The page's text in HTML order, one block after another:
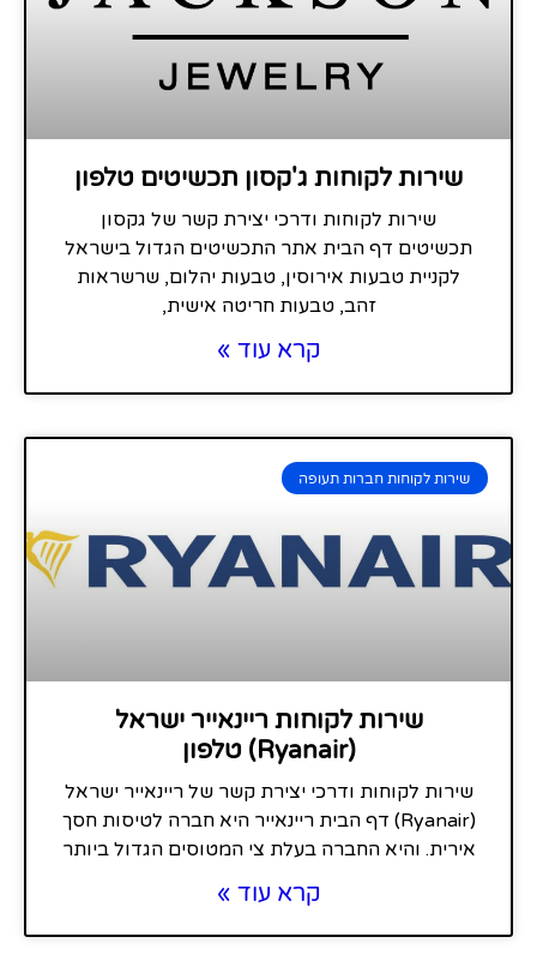
שירות לקוחות ג'קסון תכשיטים טלפון
שירות לקוחות ודרכי יצירת קשר של גקסון
תכשיטים דף הבית אתר התכשיטים הגדול בישראל
לקניית טבעות אירוסין, טבעות יהלום, שרשראות
זהב, טבעות חריטה אישית,
קרא עוד »
שירות לקוחות חברות תעופה
שירות לקוחות ריינאייר ישראל
(Ryanair) טלפון
שירות לקוחות ודרכי יצירת קשר של ריינאייר ישראל
(Ryanair) דף הבית ריינאייר היא חברה לטיסות חסך
אירית. והיא החברה בעלת צי המטוסים הגדול ביותר
קרא עוד »